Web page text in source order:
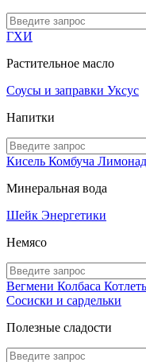
ГХИ
Растительное масло
Соусы и заправки Уксус
Напитки
Кисель Комбуча
Минеральная вода
Шейк Энергетики
Немясо
Вегмени Колбаса
Сосиски и сардельки
Полезные сладости